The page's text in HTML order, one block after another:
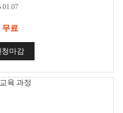
무료
청마감